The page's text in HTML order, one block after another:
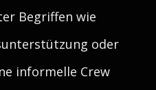
Begriffen wie
oder
informelle Crew